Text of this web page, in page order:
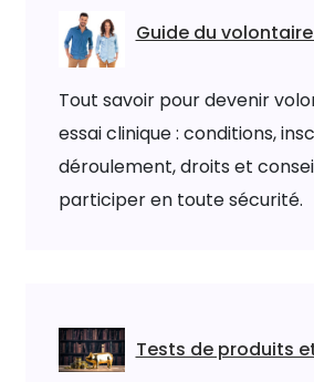
Guide du
Tout savoir pour devenir
essai clinique : conditions,
déroulement, droits et
participer en toute sécurité.
Tests de produits